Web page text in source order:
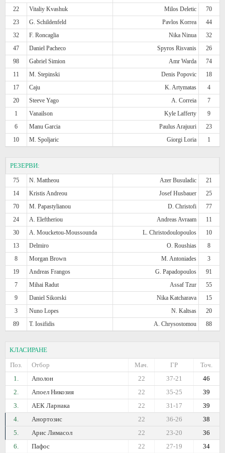
22
Vitaliy Kvashuk Milos Deletic
70
23
G. Schildenfeld Pavlos Korrea
44
32
F. Roncaglia Nika Ninua
32
47
Daniel Pacheco Spyros Risvanis
26
98
Gabriel Simion Amr Warda
74
11
M. Stepinski Denis Popovic
18
17
Caju K. Artymatas
4
20
Steeve Yago A. Correia
7
1
Vanailson Kyle Lafferty
9
6
Manu Garcia Paulus Arajuuri
23
10
M. Spoljaric Giorgi Loria 1
РЕЗЕРВИ:
75 N. Mattheou Azer Busuladic
21
14
Kristis Andreou Josef Husbauer
25
70
M. Papastylianou D. Christofi
77
24
A. Eleftheriou Andreas Avraam
11
30
A. Moucketou-Moussounda L. Christodoulopoulos
10
13
Delmiro O. Roushias
8
8
Morgan Brown M. Antoniades
3
19
Andreas Frangos G. Papadopoulos
91
7
Mihai Radut Assaf Tzur
55
9
Daniel Sikorski Nika Katcharava
15
3
Nuno Lopes N. Kaltsas
20
89
T. Iosifidis A. Chrysostomou 88
КЛАСИРАНЕ
Поз.
Отбор Точ.
ГР
Мач.
1.
Аполон 46
37-21
22
2.
Апоел Никозия 39
35-25
22
3.
АЕК Ларнака 39
31-17
22
4.
Анортозис 38
36-26
22
5.
Арис Лимасол 36
23-20
22
6.
Пафос 34
27-19
22